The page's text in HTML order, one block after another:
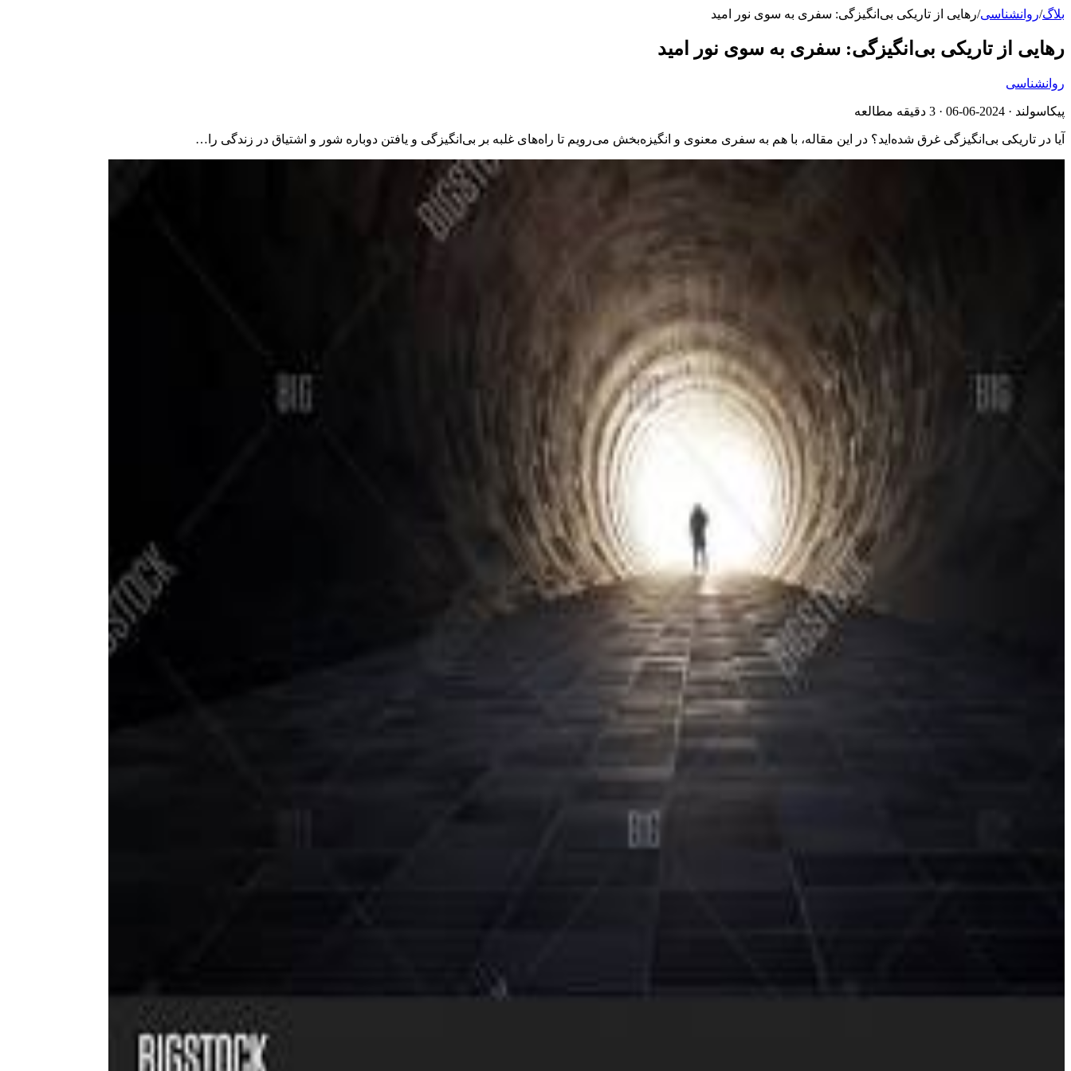
بلاگ/روانشناسی/رهایی از تاریکی بی‌انگیزگی: سفری به سوی نور امید
رهایی از تاریکی بی‌انگیزگی: سفری به سوی نور امید
روانشناسی
پیکاسولند · 2024-06-06 · 3 دقیقه مطالعه
آیا در تاریکی بی‌انگیزگی غرق شده‌اید؟ در این مقاله، با هم به سفری معنوی و انگیزه‌بخش می‌رویم تا راه‌های غلبه بر بی‌انگیزگی و یافتن دوباره شور و اشتیاق در زندگی را…